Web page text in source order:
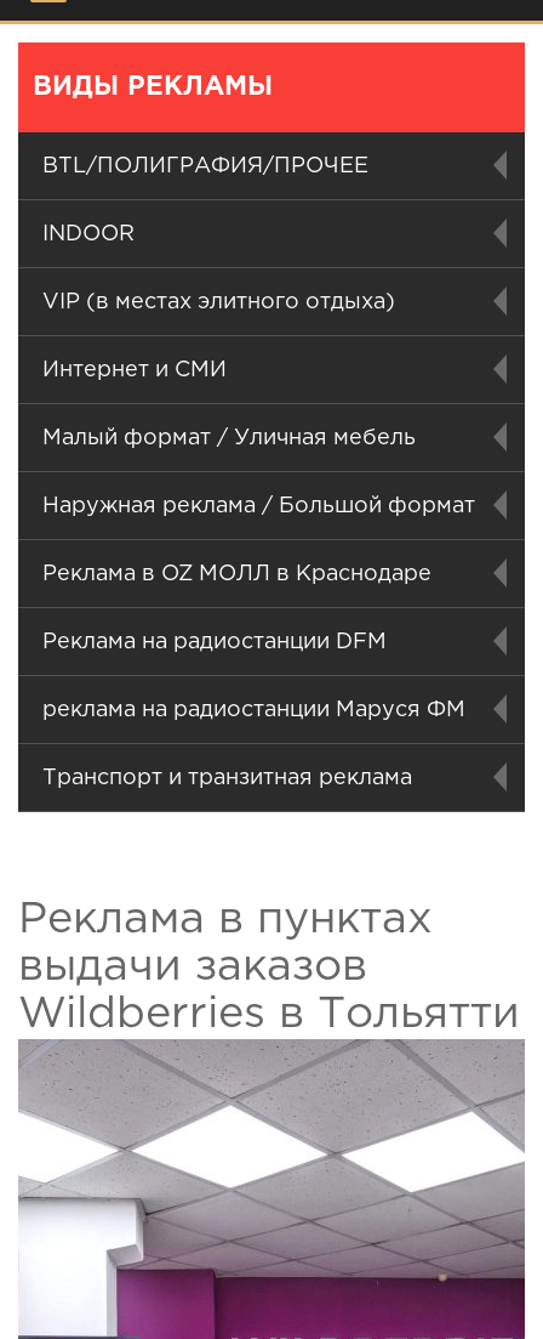
ВИДЫ РЕКЛАМЫ
BTL/ПОЛИГРАФИЯ/ПРОЧЕЕ
INDOOR
VIP (в местах элитного отдыха)
Интернет и СМИ
Малый формат / Уличная мебель
Наружная реклама / Большой формат
Реклама в OZ МОЛЛ в Краснодаре
Реклама на радиостанции DFM
реклама на радиостанции Маруся ФМ
Транспорт и транзитная реклама
Реклама в пунктах
выдачи заказов
Wildberries в Тольятти